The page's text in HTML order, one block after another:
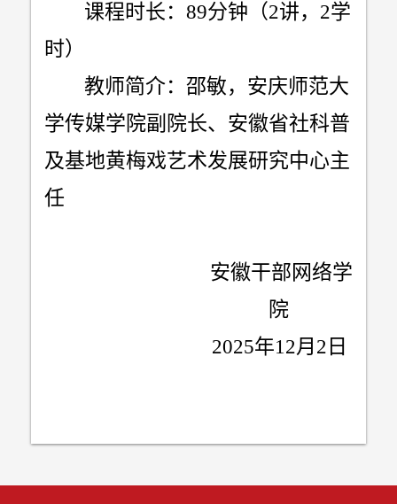
课程时长： 89分钟（2讲， 2学
时）
教师简介：邵敏，安庆师范大
学传媒学院副院长、安徽省社科普
及基地黄梅戏艺术发展研究中心主
任
安徽干部网络学
院
2025年12月 2 日